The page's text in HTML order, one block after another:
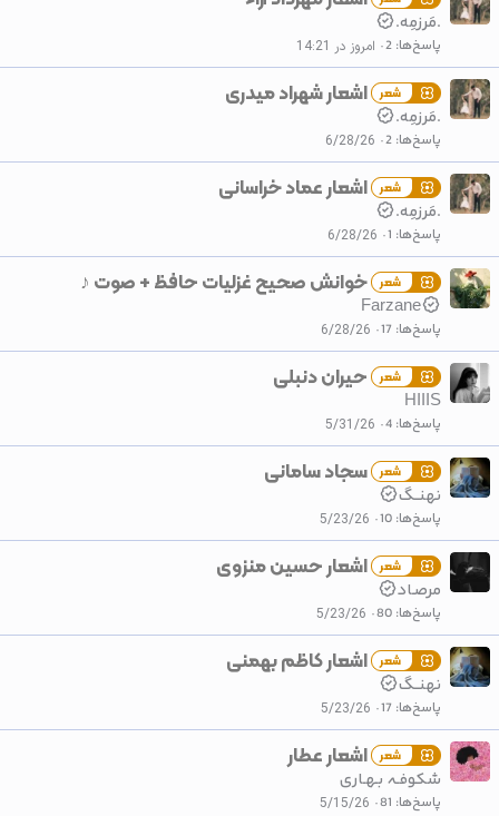
.مَرزمِه.
پاسخ‌ها 2 امروز در 14:21
شعر اشعار شهراد میدری
.مَرزمِه.
پاسخ‌ها 2
6/28/26
شعر اشعار عماد خراسانی
.مَرزمِه.
پاسخ‌ها 1
6/28/26
شعر خوانش صحیح غزليات حافظ + صوت ♪
Farzane
پاسخ‌ها 17
6/28/26
شعر حیران دنبلی
HIIIS
پاسخ‌ها 4
5/31/26
شعر سجاد سامانی
نهنــگ
پاسخ‌ها 10
5/23/26
شعر اشعار حسین منزوی
مرصـاد
پاسخ‌ها 80
5/23/26
شعر اشعار کاظم بهمنی
نهنــگ
پاسخ‌ها 17
5/23/26
شعر اشعار عطار
شکوفـہ بـھـاری
پاسخ‌ها 81
5/15/26